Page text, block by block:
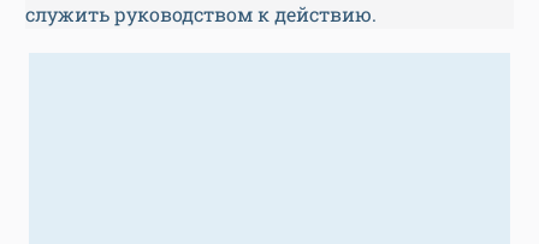
служить руководством к действию.